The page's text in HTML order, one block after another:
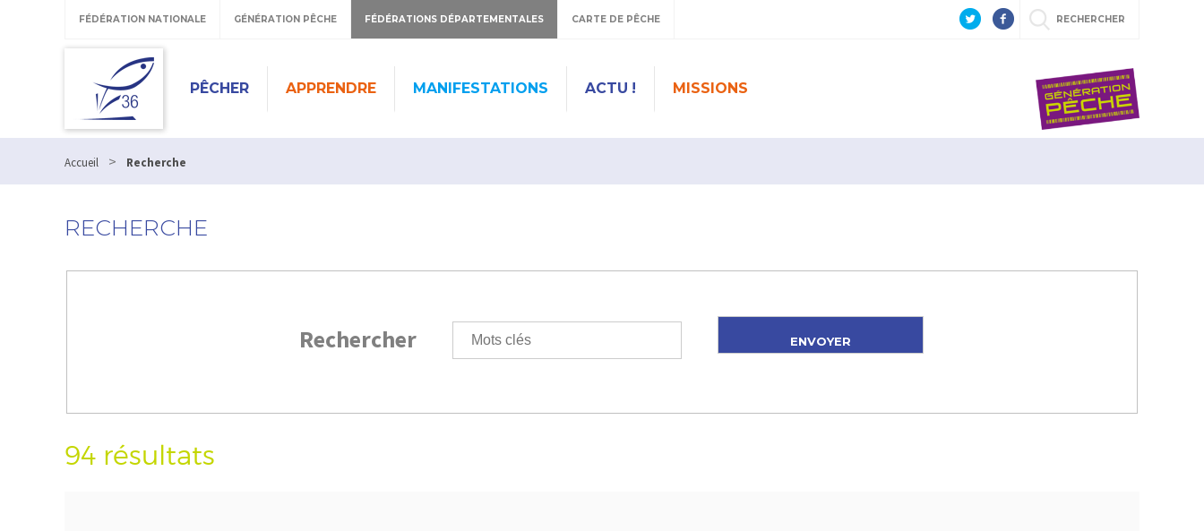
FÉDÉRATION NATIONALE GÉNÉRATION PÊCHE FÉDÉRATIONS DÉPARTEMENTALES CARTE DE PÊCHE RECHERCHER
PÊCHER APPRENDRE MANIFESTATIONS ACTU ! MISSIONS
Accueil > Recherche
RECHERCHE
Rechercher
94 résultats